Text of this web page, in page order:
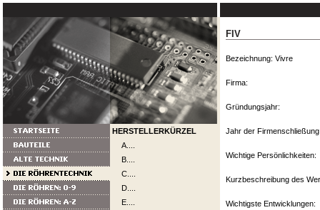
HERSTELLERKÜRZEL
A....
B....
C....
D....
E....
FIV
Bezeichnung: Vivre
Firma:
Gründungsjahr:
Jahr der
Wichtige Persönlichkeiten:
Kurzbeschreibung des
Wichtigste Entwicklungen: